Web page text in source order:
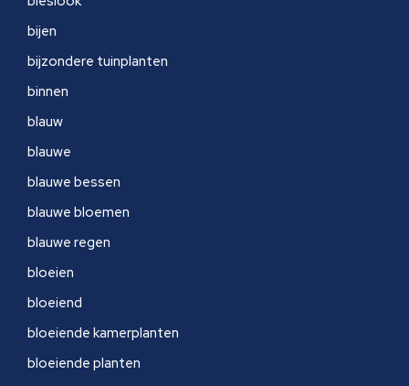
bijen
bijzondere tuinplanten
binnen
blauw
blauwe
blauwe bessen
blauwe bloemen
blauwe regen
bloeien
bloeiend
bloeiende kamerplanten
bloeiende planten